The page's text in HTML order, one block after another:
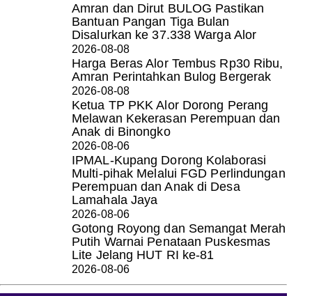
Amran dan Dirut BULOG Pastikan
Bantuan Pangan Tiga Bulan
Disalurkan ke 37.338 Warga Alor
2026-08-08
Harga Beras Alor Tembus Rp30 Ribu,
Amran Perintahkan Bulog Bergerak
2026-08-08
Ketua TP PKK Alor Dorong Perang
Melawan Kekerasan Perempuan dan
Anak di Binongko
2026-08-06
IPMAL-Kupang Dorong Kolaborasi
Multi-pihak Melalui FGD Perlindungan
Perempuan dan Anak di Desa
Lamahala Jaya
2026-08-06
Gotong Royong dan Semangat Merah
Putih Warnai Penataan Puskesmas
Lite Jelang HUT RI ke-81
2026-08-06